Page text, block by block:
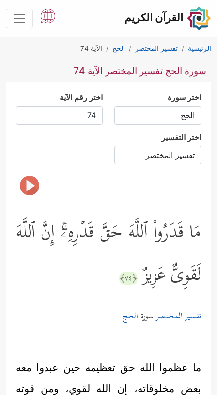
القرآن الكريم
الرئيسية تفسير المختصر الحج الآية 74
سورة الحج تفسير المختصر الآية 74
اختر سورة اختر رقم الآية
اختر التفسير
مَا قَدَرُواْ ٱللَّهَ حَقَّ قَدۡرِهِۦۤۚ إِنَّ ٱللَّهَ
لَقَوِیٌّ عَزِیزٌ ﴿٧٤﴾
تفسير المختصرسورة الحج
ما عظموا الله حق تعظيمه حين عبدوا معه
بعض مخلوقاته، إن الله لقوي، ومن قوته